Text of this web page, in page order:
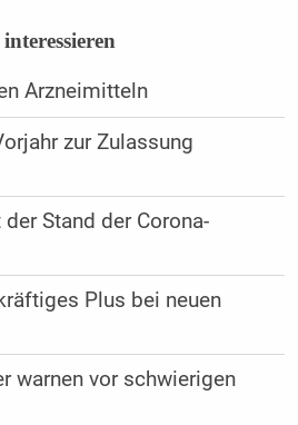
Arzneimitteln
zur Zulassung
Stand der Corona-
Plus bei neuen
warnen vor schwierigen